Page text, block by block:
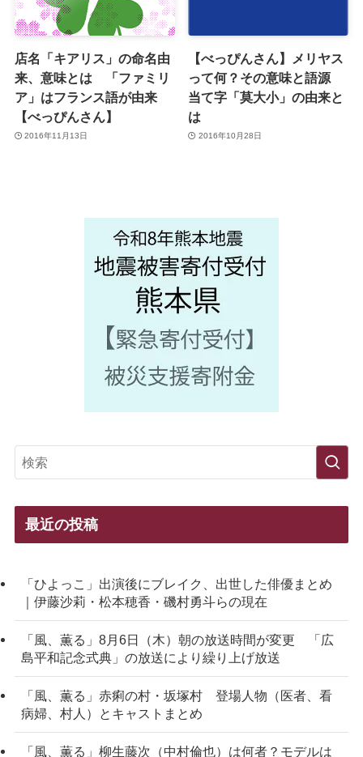
店名「キアリス」の命名由
来、意味とは 「ファミリ
ア」はフランス語が由来
【べっぴんさん】
2016年11月13日
【べっぴんさん】メリヤス
って何？その意味と語源
当て字「莫大小」の由来と
は
2016年10月28日
最近の投稿
「ひよっこ」出演後にブレイク、出世した俳優まとめ
｜伊藤沙莉・松本穂香・磯村勇斗らの現在
「風、薫る」8月6日（木）朝の放送時間が変更 「広
島平和記念式典」の放送により繰り上げ放送
「風、薫る」赤痢の村・坂塚村 登場人物（医者、看
病婦、村人）とキャストまとめ
「風、薫る」柳生藤次（中村倫也）は何者？モデルは